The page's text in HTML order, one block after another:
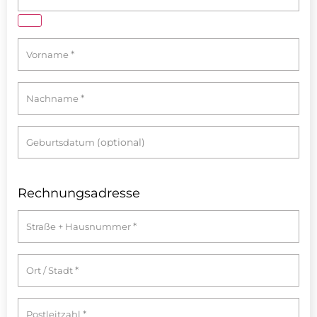
Vorname *
Nachname *
Geburtsdatum (optional)
Rechnungsadresse
Straße + Hausnummer*
Ort / Stadt*
Postleitzahl *